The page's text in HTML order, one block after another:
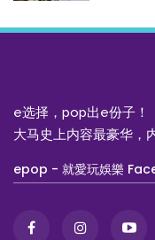
e选择，pop出e份子！
大马史上内容最豪华，
epop - 就愛玩娛樂